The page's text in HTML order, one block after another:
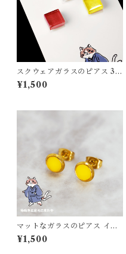
スクウェアガラスのピアス 3色
セット（白・赤・黄）イヤリ
ング変更可 ハンドメイド アク
¥1,500
マットなガラスのピアス イエ
ロー 黄色 金枠 ゴールド ギフ
ト プレゼント 普段使い
¥1,500